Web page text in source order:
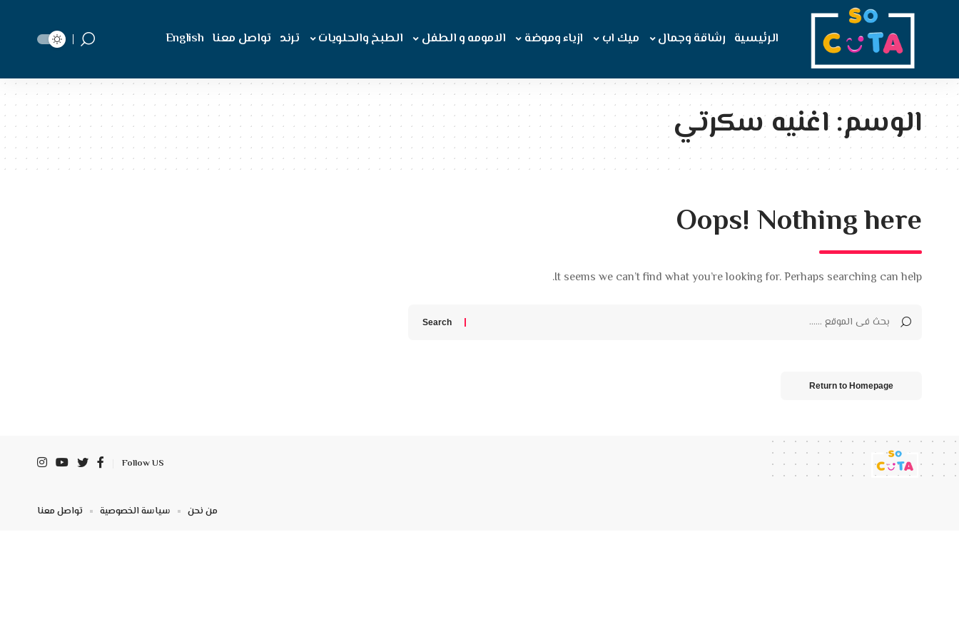
الرئيسية رشاقة وجمال ميك اب ازياء وموضة الامومه و الطفل الطبخ والحلويات ترند تواصل معنا English
الوسم:اغنيه سكرتي
Oops! Nothing here
It seems we can’t find what you’re looking for. Perhaps searching can help.
Return to Homepage
Follow US
من نحن سياسة الخصوصية تواصل معنا